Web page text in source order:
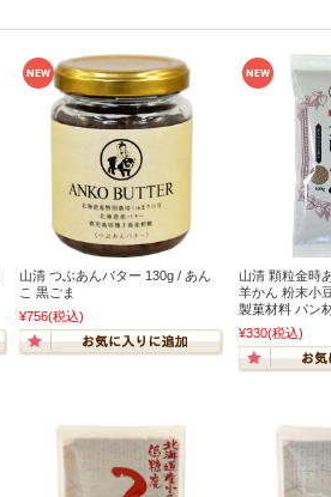
山清 つぶあんバター 130g / あん
こ 黒ごま
¥756(税込)
山清 顆粒金時
羊かん 粉末小
製菓材料 パン
¥330(税込)